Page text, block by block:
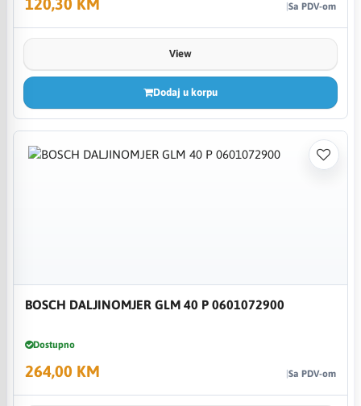
Sa PDV-om
View
Dodaj u korpu
BOSCH DALJINOMJER GLM 40 P 0601072900
Dostupno
264,00 KM Sa PDV-om